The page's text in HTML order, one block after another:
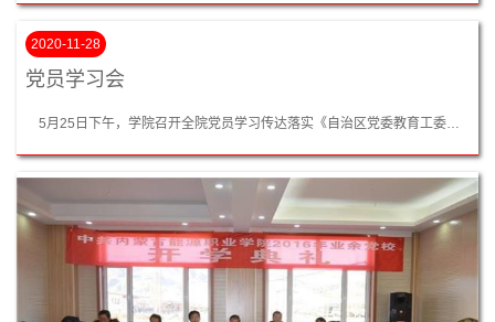
2020-11-28
党员学习会
5月25日下午，学院召开全院党员学习传达落实《自治区党委教育工委、高校工委、教育厅党组“两学一做”学习教育常态化、制度化工作会议》精神，党总支书记、副院长王传东，副院长谢飞，副院长高忠厚，副书记闫宏旺，教职工支部书记许艳艳。书记、副院长王传东主持会议：增选学院党支部委员会委员党员大会符合党章选举规定，根据党支部委员会提名，到会党员举手表决，一致同意荆志方同志入选党支部委员会委员。二、学习传达落实...